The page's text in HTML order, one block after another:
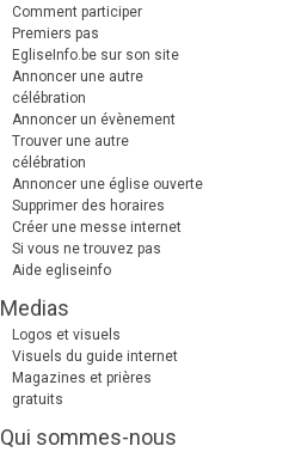
Comment participer
Premiers pas
EgliseInfo.be sur son site
Annoncer une autre
célébration
Annoncer un évènement
Trouver une autre
célébration
Annoncer une église ouverte
Supprimer des horaires
Créer une messe internet
Si vous ne trouvez pas
Aide egliseinfo
Medias
Logos et visuels
Visuels du guide internet
Magazines et prières
gratuits
Qui sommes-nous